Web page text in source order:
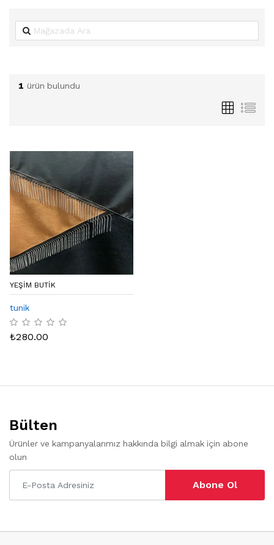
1 ürün bulundu
YEŞIM BUTIK
tunik
₺280.00
Bülten
Ürünler ve kampanyalarımız hakkında bilgi almak için abone
olun
Abone Ol